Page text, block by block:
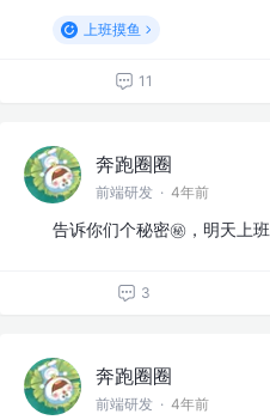
上班摸鱼
11
奔跑圈圈
前端研发 · 4年前
告诉你们个秘密㊙️，明天上班
3
奔跑圈圈
前端研发 · 4年前